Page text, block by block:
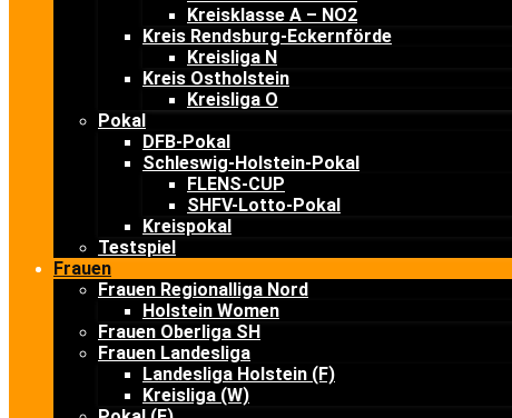
Kreisklasse A – NO2
Kreis Rendsburg-Eckernförde
Kreisliga N
Kreis Ostholstein
Kreisliga O
Pokal
DFB-Pokal
Schleswig-Holstein-Pokal
FLENS-CUP
SHFV-Lotto-Pokal
Kreispokal
Testspiel
Frauen
Frauen Regionalliga Nord
Holstein Women
Frauen Oberliga SH
Frauen Landesliga
Landesliga Holstein (F)
Kreisliga (W)